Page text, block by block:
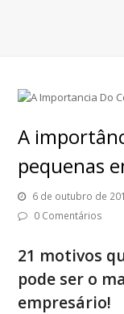
A
pequenas
6 de outubro de
0 Comentários
21 motivos
pode ser o
empresário!